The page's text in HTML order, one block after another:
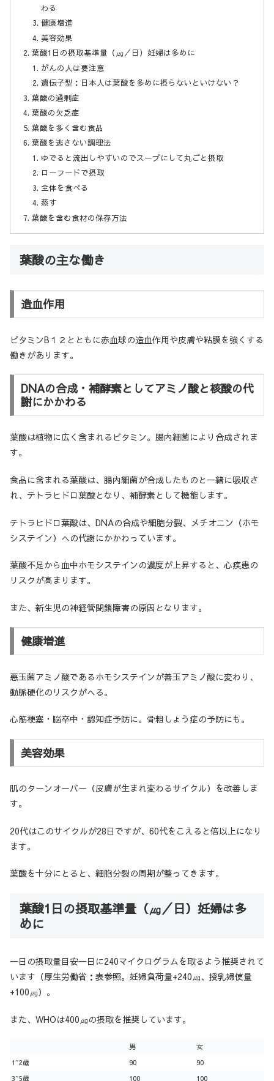
わる
健康増進
美容効果
葉酸1日の摂取基準量（㎍／日）妊婦は多めに
がんの人は要注意
遺伝子型：日本人は葉酸を多めに摂らないといけない？
葉酸の過剰症
葉酸の欠乏症
葉酸を多く含む食品
葉酸を逃さない調理法
ゆでると流出しやすいのでスープにして丸ごと摂取
ローフードで摂取
全体を食べる
蒸す
葉酸を含む食材の保存方法
葉酸の主な働き
造血作用
ビタミンB１２とともに赤血球の造血作用や皮膚や粘膜を強くする
働きがあります。
DNAの合成・補酵素としてアミノ酸と核酸の代
謝にかかわる
葉酸は植物に広く含まれるビタミン。腸内細菌により合成されま
す。
食品に含まれる葉酸は、腸内細菌が合成したものと一緒に吸収さ
れ、テトラヒドロ葉酸となり、補酵素として機能します。
テトラヒドロ葉酸は、DNAの合成や細胞分裂、メチオニン（ホモ
システイン）への代謝にかかわっています。
葉酸不足から血中ホモシステインの濃度が上昇すると、心疾患の
リスクが高まります。
また、新生児の神経管閉鎖障害の原因となります。
健康増進
悪玉菌アミノ酸であるホモシステインが善玉アミノ酸に変わり、
動脈硬化のリスクがへる。
心筋梗塞・脳卒中・認知症予防に。骨粗しょう症の予防にも。
美容効果
肌のターンオーバー（皮膚が生まれ変わるサイクル）を改善しま
す。
20代はこのサイクルが28日ですが、60代をこえると倍以上になり
ます。
葉酸を十分にとると、細胞分裂の周期が整ってきます。
葉酸1日の摂取基準量（㎍／日）妊婦は多
めに
一日の摂取量目安一日に240マイクログラムを取るよう推奨されて
います（厚生労働省：表参照。妊婦負荷量+240㎍、授乳婦使量
+100㎍）。
また、WHOは400㎍の摂取を推奨しています。
男
女
1~2歳
90
90
3~5歳
100 100